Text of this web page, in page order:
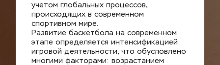
учетом глобальных процессов,
происходящих в современном
спортивном мире.
Развитие баскетбола на современном
этапе определяется интенсификацией
игровой деятельности, что обусловлено
многими факторами: возрастанием